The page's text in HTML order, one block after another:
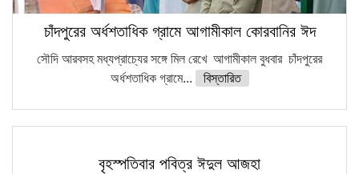
চাঁদপুরের অর্ধশতাধিক গ্রামে আগামীকাল কোরবানির ঈদ
সৌদি আরবসহ মধ্যপ্রাচ্যের সঙ্গে মিল রেখে আগামীকাল বুধবার চাঁদপুরের
অর্ধশতাধিক গ্রামে...
বিস্তারিত
বৃহস্পতিবার পবিত্র ঈদুল আজহা